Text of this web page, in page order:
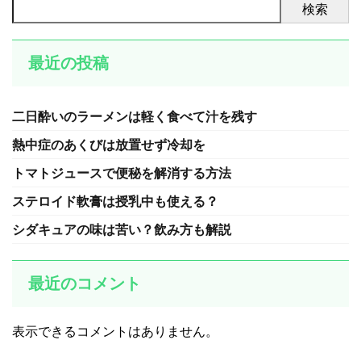
検索
最近の投稿
二日酔いのラーメンは軽く食べて汁を残す
熱中症のあくびは放置せず冷却を
トマトジュースで便秘を解消する方法
ステロイド軟膏は授乳中も使える？
シダキュアの味は苦い？飲み方も解説
最近のコメント
表示できるコメントはありません。